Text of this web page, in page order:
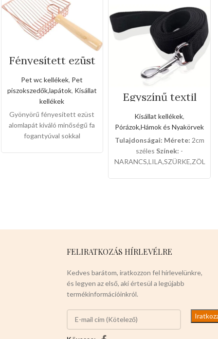
Fényesített ezüst
alomlapát fa
fogantyúval
Pet wc kellékek, Pet
piszokszedők,lapátok, Kisállat
kellékek
Gyönyörű fényesített ezüst
alomlapát kiváló minőségű fa
fogantyúval sokkal
Egyszínű textil
kézipóráz(Közepe
s méret)
Kisállat kellékek,
Pórázok,Hámok és Nyakörvek
Tulajdonságai: Mérete: 2cm
széles Színek: -
FELIRATKOZÁS HÍRLEVÉLRE
Kedves barátom, iratkozzon fel hírlevelünkre,
és legyen az első, aki értesül a legújabb
termékinformációinkról.